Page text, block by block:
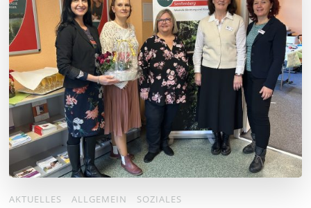
AKTUELLES ALLGEMEIN SOZIALES